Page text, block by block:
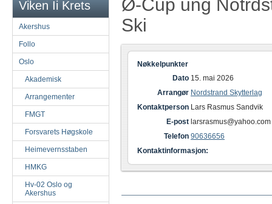
Viken Ii Krets
Akershus
Follo
Oslo
Akademisk
Arrangementer
FMGT
Forsvarets Høgskole
Heimevernsstaben
HMKG
Hv-02 Oslo og
Akershus
Ø-Cup ung
Ski
Nøkkelpunkter
Dato 15. mai 2026
Arrangør Nordstrand Skytterlag
Kontaktperson Lars Rasmus Sandvik
E-post larsrasmus@yahoo.com
Telefon 90636656
Kontaktinformasjon: